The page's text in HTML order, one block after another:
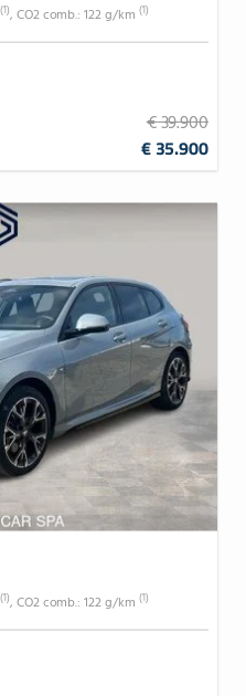
(1), CO2 comb.: 122 g/km (1)
€ 39.900
€ 35.900
(1), CO2 comb.: 122 g/km (1)